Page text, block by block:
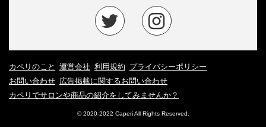
カペリのこと 運営会社 利用規約 プライバシーポリシー
お問い合わせ 広告掲載に関するお問い合わせ
カペリでサロンや商品の紹介をしてみませんか？
© 2020-2022 Caperi All Rights Reserved.